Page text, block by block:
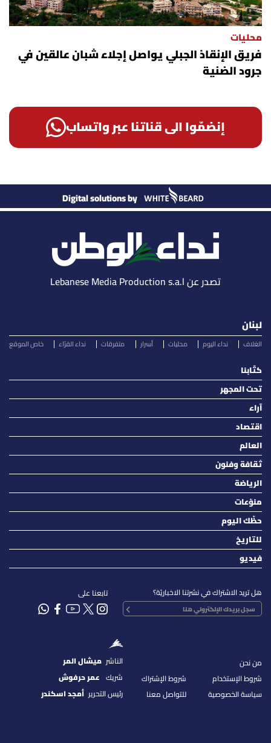
محليات
فريق الإنقاذ الجبلي يواصل إجلاء شبان عالقين في
جرود الضنية
إنضمّوا الى قناتنا عبر واتساب
Digital solutions by
تصدر عن Lebanese Media Production s.a.l
لبنان
الغلاف نداء اليوم محليات أسرار متفرقات نداء القرّاء خاص الموقع
كتّابنا
تحت المجهر
آراء
اقتصاد
العالم
ثقافة وفنون
الرياضة
منوّعات
حظّك اليوم
للتاريخ
فيديو
هل تريد الاشتراك في نشرتنا الاخباريّة؟ تابعنا على
من نحن
شروط الإستخدام
سياسة الخصوصية
شروط الإشتراك
للتواصل معنا
الناشر ميشال المر
شريك عمر حرفوش
رئيس التحرير أمجد اسكندر